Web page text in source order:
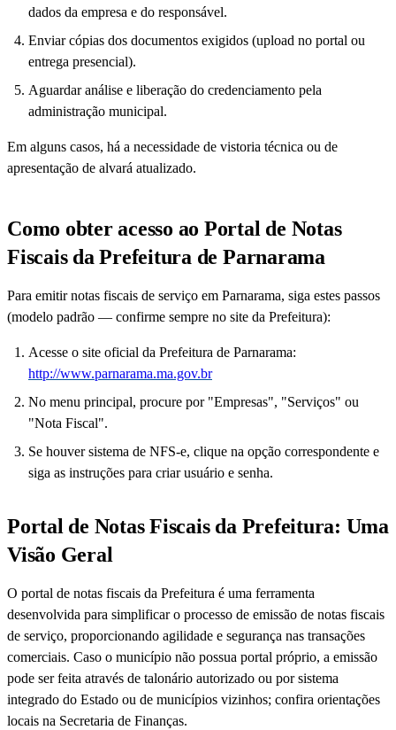
dados da empresa e do responsável.
Enviar cópias dos documentos exigidos (upload no portal ou
entrega presencial).
Aguardar análise e liberação do credenciamento pela
administração municipal.
Em alguns casos, há a necessidade de vistoria técnica ou de
apresentação de alvará atualizado.
Como obter acesso ao Portal de Notas
Fiscais da Prefeitura de Parnarama
Para emitir notas fiscais de serviço em Parnarama, siga estes passos
(modelo padrão — confirme sempre no site da Prefeitura):
Acesse o site oficial da Prefeitura de Parnarama:
http://www.parnarama.ma.gov.br
No menu principal, procure por "Empresas", "Serviços" ou
"Nota Fiscal".
Se houver sistema de NFS-e, clique na opção correspondente e
siga as instruções para criar usuário e senha.
Portal de Notas Fiscais da Prefeitura: Uma
Visão Geral
O portal de notas fiscais da Prefeitura é uma ferramenta
desenvolvida para simplificar o processo de emissão de notas fiscais
de serviço, proporcionando agilidade e segurança nas transações
comerciais. Caso o município não possua portal próprio, a emissão
pode ser feita através de talonário autorizado ou por sistema
integrado do Estado ou de municípios vizinhos; confira orientações
locais na Secretaria de Finanças.